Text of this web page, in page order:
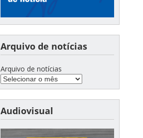
Arquivo de notícias
Arquivo de notícias
Audiovisual